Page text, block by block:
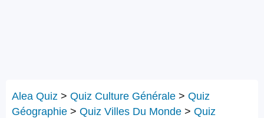
Alea Quiz > Quiz Culture Générale > Quiz
Géographie > Quiz Villes Du Monde > Quiz